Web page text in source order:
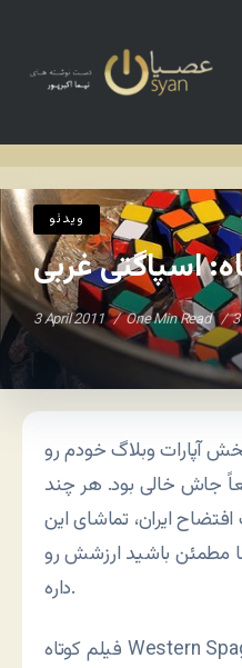
ویدئو
اسپاگتی غربی
3 April 2011 One Min Read
آپارات وبلاگ خودم رو
جاش خالی بود. هر چند
ایران، تماشای این
مطمئن باشید ارزشش رو
داره.
فیلم کوتاه Western Spagetti یا «اسپاگتی غربی»